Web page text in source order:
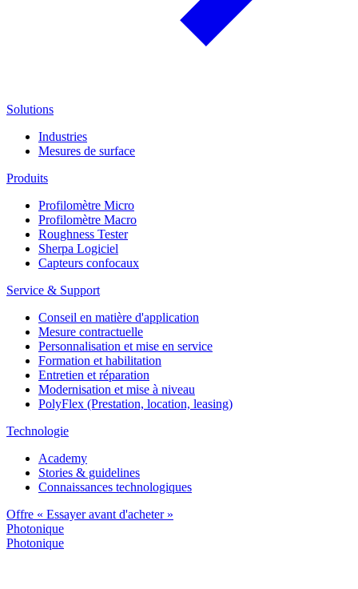
Solutions
Industries
Mesures de surface
Produits
Profilomètre Micro
Profilomètre Macro
Roughness Tester
Sherpa Logiciel
Capteurs confocaux
Service & Support
Conseil en matière d'application
Mesure contractuelle
Personnalisation et mise en service
Formation et habilitation
Entretien et réparation
Modernisation et mise à niveau
PolyFlex (Prestation, location, leasing)
Technologie
Academy
Stories & guidelines
Connaissances technologiques
Offre « Essayer avant d'acheter »
Photonique
Photonique